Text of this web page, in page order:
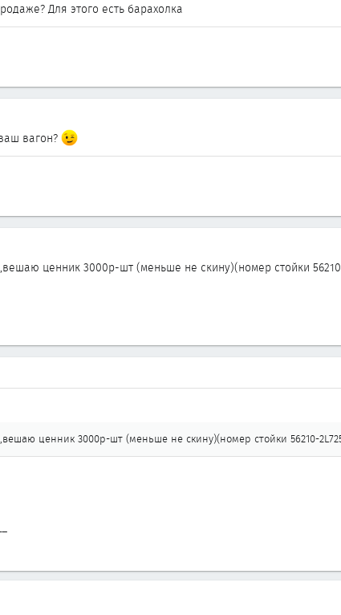
Для этого есть барахолка
вагон?
ценник 3000р-шт (меньше не скину)(номер стойки
ценник 3000р-шт (меньше не скину)(номер стойки 56210-